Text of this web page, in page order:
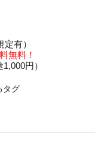
有）
無料！
円）
タグ